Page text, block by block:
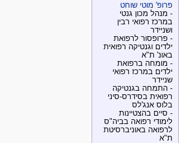
פרופ' מוטי שוחט
- מנהל מכון גנטי
במרכז רפואי רבין
ושניידר
- פרופסור לרפואת
ילדים וגנטיקה רפואית
באונ' ת"א
- מומחה ברפואת
ילדים במרכז רפואי
שניידר
- התמחה בגנטיקה
רפואית בסידרס-סיני
בלוס אנג'לס
- סיים בהצטיינות
לימודי רפואה בביה"ס
לרפואה באוניברסיטת
ת"א